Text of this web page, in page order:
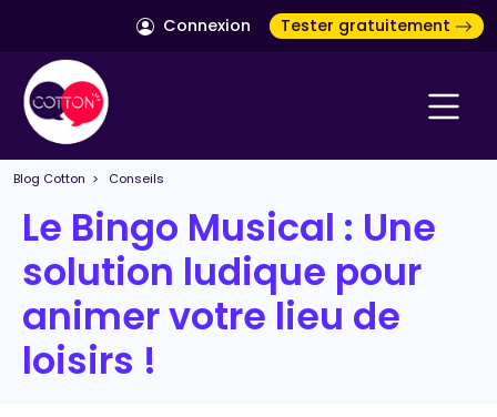
Connexion Tester gratuitement
Blog Cotton > Conseils
Le Bingo Musical : Une
solution ludique pour
animer votre lieu de
loisirs !